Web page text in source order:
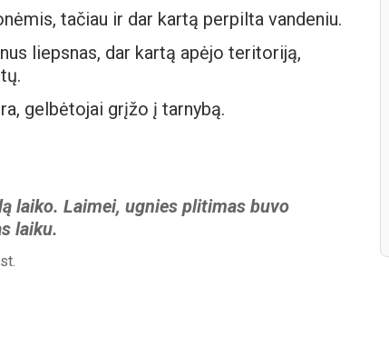
tačiau ir dar kartą perpilta vandeniu.
liepsnas, dar kartą apėjo teritoriją,
gelbėtojai grįžo į tarnybą.
laiko. Laimei, ugnies plitimas buvo
laiku.